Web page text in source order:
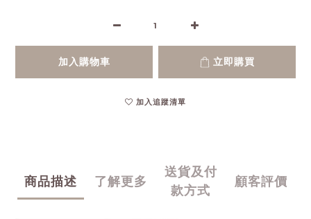
加入購物車 立即購買
加入追蹤清單
商品描述 了解更多
送貨及付
款方式
顧客評價